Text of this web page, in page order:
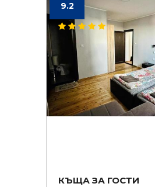
9.2
КЪЩА ЗА ГОСТИ